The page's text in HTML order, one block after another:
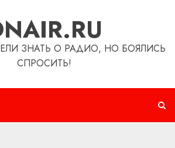
ЗНАТЬ О РАДИО, НО БОЯЛИСЬ
СПРОСИТЬ!